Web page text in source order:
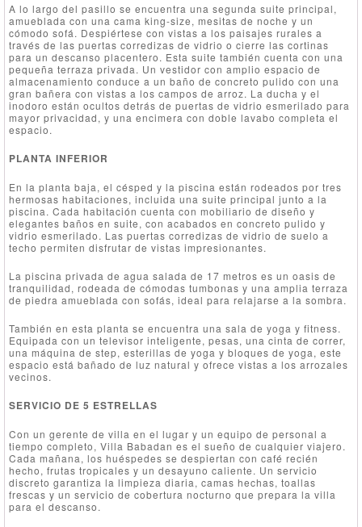
A lo largo del pasillo se encuentra una segunda suite principal,
amueblada con una cama king-size, mesitas de noche y un
cómodo sofá. Despiértese con vistas a los paisajes rurales a
través de las puertas corredizas de vidrio o cierre las cortinas
para un descanso placentero. Esta suite también cuenta con una
pequeña terraza privada. Un vestidor con amplio espacio de
almacenamiento conduce a un baño de concreto pulido con una
gran bañera con vistas a los campos de arroz. La ducha y el
inodoro están ocultos detrás de puertas de vidrio esmerilado para
mayor privacidad, y una encimera con doble lavabo completa el
espacio.
PLANTA INFERIOR
En la planta baja, el césped y la piscina están rodeados por tres
hermosas habitaciones, incluida una suite principal junto a la
piscina. Cada habitación cuenta con mobiliario de diseño y
elegantes baños en suite, con acabados en concreto pulido y
vidrio esmerilado. Las puertas corredizas de vidrio de suelo a
techo permiten disfrutar de vistas impresionantes.
La piscina privada de agua salada de 17 metros es un oasis de
tranquilidad, rodeada de cómodas tumbonas y una amplia terraza
de piedra amueblada con sofás, ideal para relajarse a la sombra.
También en esta planta se encuentra una sala de yoga y fitness.
Equipada con un televisor inteligente, pesas, una cinta de correr,
una máquina de step, esterillas de yoga y bloques de yoga, este
espacio está bañado de luz natural y ofrece vistas a los arrozales
vecinos.
SERVICIO DE 5 ESTRELLAS
Con un gerente de villa en el lugar y un equipo de personal a
tiempo completo, Villa Babadan es el sueño de cualquier viajero.
Cada mañana, los huéspedes se despiertan con café recién
hecho, frutas tropicales y un desayuno caliente. Un servicio
discreto garantiza la limpieza diaria, camas hechas, toallas
frescas y un servicio de cobertura nocturno que prepara la villa
para el descanso.